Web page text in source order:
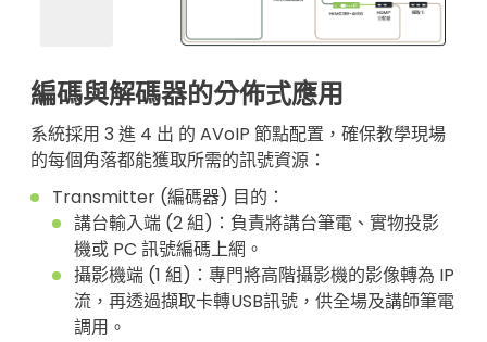
編碼與解碼器的分佈式應用
系統採用 3 進 4 出 的 AVoIP 節點配置，確保教學現場
的每個角落都能獲取所需的訊號資源：
Transmitter (編碼器) 目的：
講台輸入端 (2 組)：負責將講台筆電、實物投影
機或 PC 訊號編碼上網。
攝影機端 (1 組)：專門將高階攝影機的影像轉為 IP
流，再透過擷取卡轉USB訊號，供全場及講師筆電
調用。